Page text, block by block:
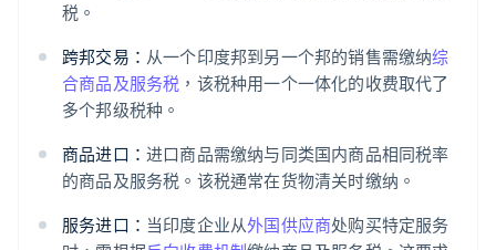
税。
跨邦交易： 从一个印度邦到另一个邦的销售需缴纳综
合商品及服务税 ，该税种用一个一体化的收费取代了
多个邦级税种。
商品进口： 进口商品需缴纳与同类国内商品相同税率
的商品及服务税。该税通常在货物清关时缴纳。
服务进口： 当印度企业从外国供应商处购买特定服务